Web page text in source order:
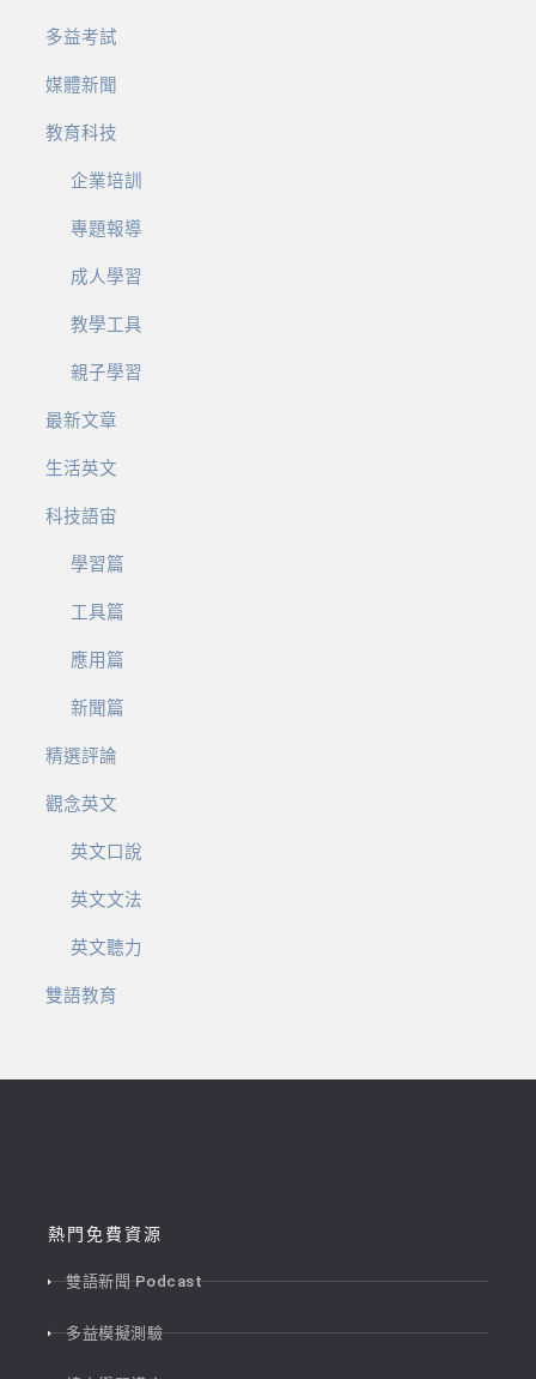
多益考試
媒體新聞
教育科技
企業培訓
專題報導
成人學習
教學工具
親子學習
最新文章
生活英文
科技語宙
學習篇
工具篇
應用篇
新聞篇
精選評論
觀念英文
英文口說
英文文法
英文聽力
雙語教育
熱門免費資源
雙語新聞 Podcast
多益模擬測驗